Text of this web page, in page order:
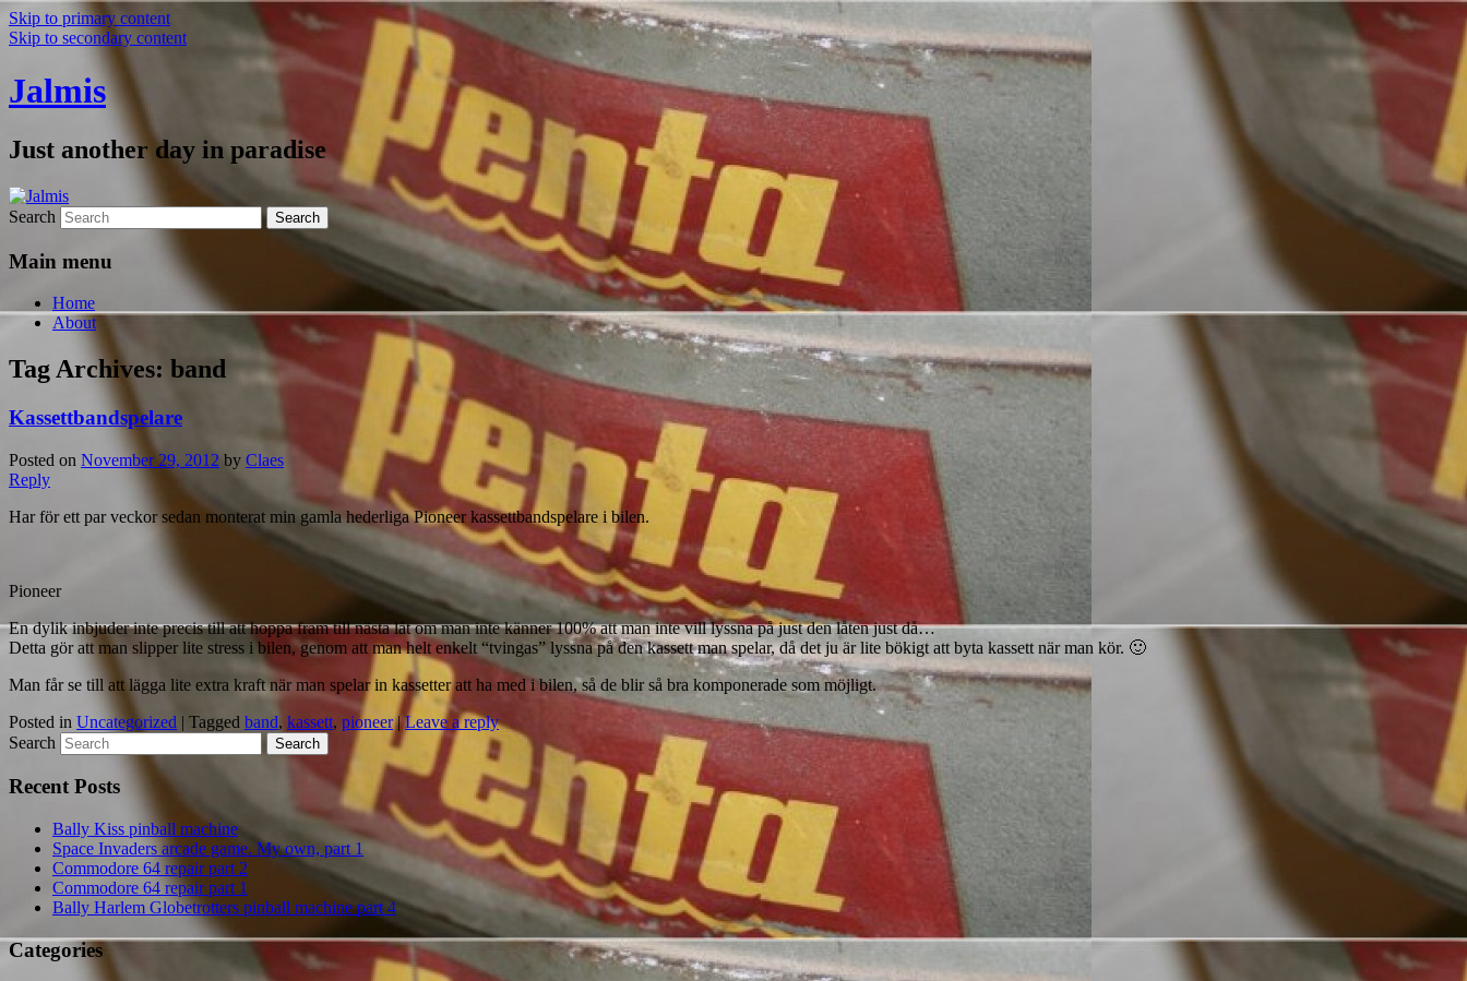
Skip to primary content
Skip to secondary content
Jalmis
Just another day in paradise
Search
Main menu
Home
About
Tag Archives: band
Kassettbandspelare
Posted on November 29, 2012 by Claes
Reply
Har för ett par veckor sedan monterat min gamla hederliga Pioneer kassettbandspelare i bilen.
Pioneer
En dylik inbjuder inte precis till att hoppa fram till nästa låt om man inte känner 100% att man inte vill lyssna på just den låten just då…
Detta gör att man slipper lite stress i bilen, genom att man helt enkelt “tvingas” lyssna på den kassett man spelar, då det ju är lite bökigt att byta kassett när man kör. 🙂
Man får se till att lägga lite extra kraft när man spelar in kassetter att ha med i bilen, så de blir så bra komponerade som möjligt.
Posted in Uncategorized | Tagged band, kassett, pioneer | Leave a reply
Search
Recent Posts
Bally Kiss pinball machine
Space Invaders arcade game. My own, part 1
Commodore 64 repair part 2
Commodore 64 repair part 1
Bally Harlem Globetrotters pinball machine part 4
Categories